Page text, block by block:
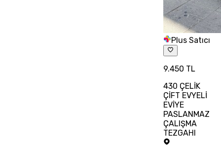
Plus Satıcı
9.450 TL
430 ÇELİK
ÇİFT EVYELİ
EVİYE
PASLANMAZ
ÇALIŞMA
TEZGAHI